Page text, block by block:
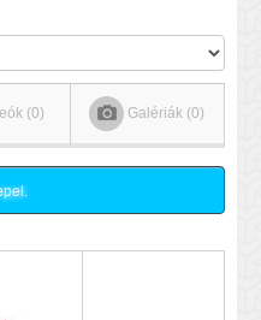
(0) Galériák (0)